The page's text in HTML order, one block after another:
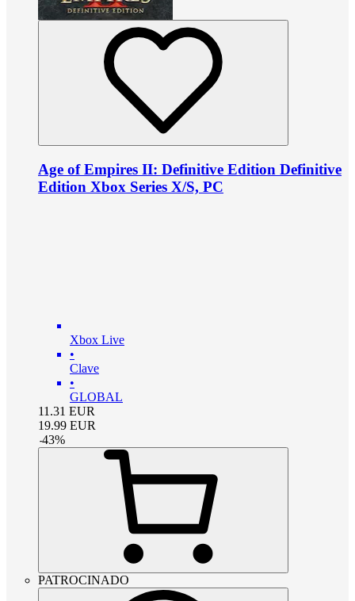
Age of Empires II: Definitive Edition Definitive
Edition Xbox Series X/S, PC
Xbox Live
•
Clave
•
GLOBAL
11.31 EUR
19.99 EUR
-43%
PATROCINADO